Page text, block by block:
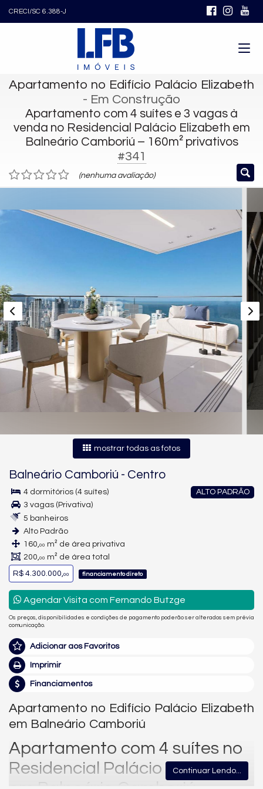
CRECI/SC 6.388-J
Apartamento no Edifício Palácio Elizabeth
- Em Construção
Apartamento com 4 suítes e 3 vagas à
venda no Residencial Palácio Elizabeth em
Balneário Camboriú – 160m² privativos
#341
(nenhuma avaliação)
mostrar todas as fotos
Balneário Camboriú - Centro
ALTO PADRÃO
4 dormitórios (4 suítes)
3 vagas (Privativa)
5 banheiros
Alto Padrão
160,00 m² de área privativa
200,00 m² de área total
R$ 4.300.000,00 financiamento direto
Agendar Visita com Fernando Butzge
Os preços, disponibilidades e condições de pagamento poderão ser alterados sem prévia
comunicação.
Adicionar aos Favoritos
Imprimir
Financiamentos
Apartamento no Edifício Palácio Elizabeth
em Balneário Camboriú
Apartamento com 4 suítes no
Residencial Palácio Elizabeth
Continuar Lendo...